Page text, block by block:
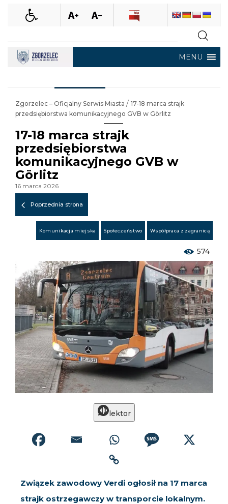
MENU
Zgorzelec – Oficjalny Serwis Miasta / 17-18 marca strajk
przedsiębiorstwa komunikacyjnego GVB w Görlitz
17-18 marca strajk
przedsiębiorstwa
komunikacyjnego GVB w
Görlitz
16 marca 2026
Poprzednia strona
Komunikacja miejska Społeczeństwo Współpraca z zagranicą
574
lektor
Związek zawodowy Verdi ogłosił na 17 marca
strajk ostrzegawczy w transporcie lokalnym.